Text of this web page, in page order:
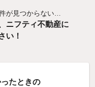
が見つからない…
ニフティ不動産に
い！
たときの